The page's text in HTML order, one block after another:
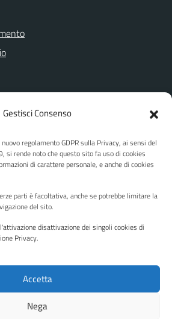
Gestisci Consenso
regolamento GDPR sulla Privacy, ai sensi del
si rende noto che questo sito fa uso di cookies
di carattere personale, e anche di cookies
parti è facoltativa, anche se potrebbe limitare la
del sito.
disattivazione dei singoli cookies di
Privacy.
Accetta
Nega
del sito
Instagram